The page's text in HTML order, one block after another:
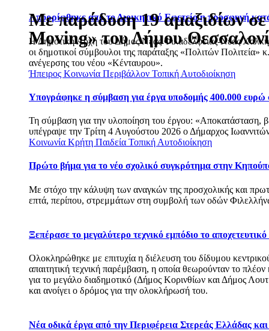
Απορρίφθηκε από το Διοικητικό Εφετείο η προσφυγή
Η Δημοτική Αρχή του Δήμος Νέας Φιλαδέλφειας-Νέας
οι δημοτικοί σύμβουλοι της παράταξης «Πολιτών
ανέγερσης του νέου «Κένταυρου».
Ήπειρος Κοινωνία Περιβάλλον Τοπική Αυτοδιοίκηση
Υπογράφηκε η σύμβαση για έργα υποδομής 400.000
Τη σύμβαση για την υλοποίηση του έργου:
υπέγραψε την Τρίτη 4 Αυγούστου 2026 ο Δήμαρχος
Κοινωνία Κρήτη Παιδεία Τοπική Αυτοδιοίκηση
Πρώτο βήμα για το νέο σχολικό συγκρότημα στην
Με στόχο την κάλυψη των αναγκών της προσχολικής και
επτά, περίπου, στρεμμάτων στη συμβολή των οδών
Ξεπέρασε το μεγαλύτερο τεχνικό εμπόδιο το
Ολοκληρώθηκε με επιτυχία η διέλευση του δίδυμου
απαιτητική τεχνική παρέμβαση, η οποία θεωρούνταν το
για το μεγάλο διαδημοτικό (Δήμος Κορινθίων και Δήμος
και ανοίγει ο δρόμος για την ολοκλήρωσή του.
Νέα οδικά έργα από την Περιφέρεια Στερεάς Ελλάδας
Με παράδοση 19 αμαξιδίων σε
Moving» του Δήμου